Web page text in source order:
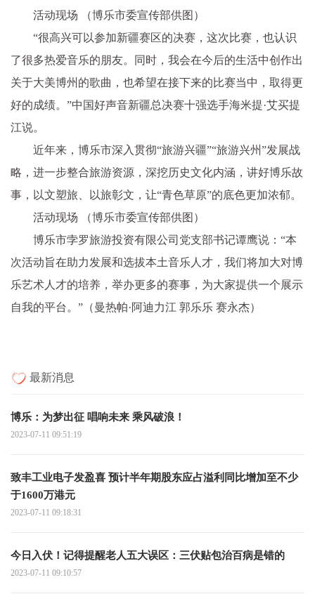
活动现场 （博乐市委宣传部供图）
“很高兴可以参加新疆赛区的决赛，这次比赛，也认识
了很多热爱音乐的朋友。同时，我会在今后的生活中创作出
关于大美博州的歌曲，也希望在接下来的比赛当中，取得更
好的成绩。”中国好声音新疆总决赛十强选手海米提·艾买提
江说。
近年来，博乐市深入贯彻“旅游兴疆”“旅游兴州”发展战
略，进一步整合旅游资源，深挖历史文化内涵，讲好博乐故
事，以文塑旅、以旅彰文，让“青色草原”的底色更加浓郁。
活动现场 （博乐市委宣传部供图）
博乐市孛罗旅游投资有限公司党支部书记谭鹰说：“本
次活动旨在助力发展和选拔本土音乐人才，我们将加大对博
乐艺术人才的培养，举办更多的赛事，为大家提供一个展示
自我的平台。”（曼热帕·阿迪力江 郭乐乐 赛永杰）
最新消息
博乐：为梦出征 唱响未来 乘风破浪！
2023-07-11 09:51:19
致丰工业电子发盈喜 预计半年期股东应占溢利同比增加至不少
于1600万港元
2023-07-11 09:18:31
今日入伏！记得提醒老人五大误区：三伏贴包治百病是错的
2023-07-11 09:10:57